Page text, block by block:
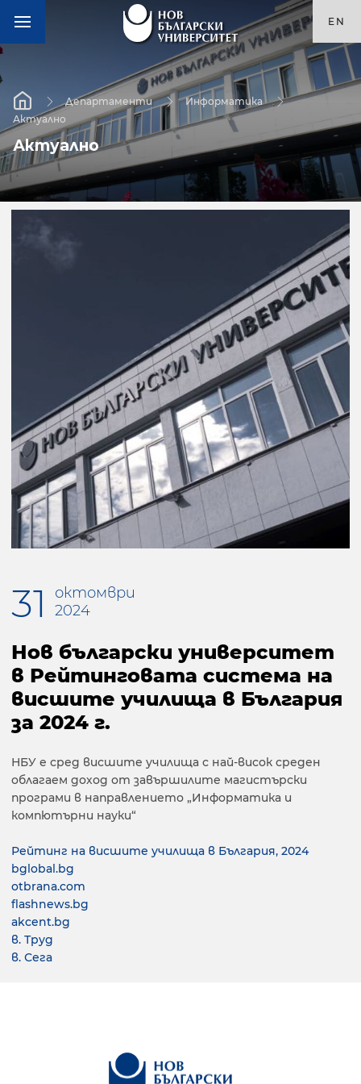
EN
Департаменти
Информатика
Актуално
Актуално
31
октомври
2024
Нов български университет
в Рейтинговата система на
висшите училища в България
за 2024 г.
НБУ е сред висшите училища с най-висок среден
облагаем доход от завършилите магистърски
програми в направлението „Информатика и
компютърни науки“
Рейтинг на висшите училища в България, 2024
bglobal.bg
otbrana.com
flashnews.bg
akcent.bg
в. Труд
в. Сега